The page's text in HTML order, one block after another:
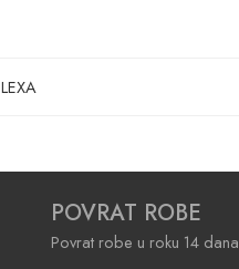
LEXA
POVRAT ROBE
Povrat robe u roku 14 dana